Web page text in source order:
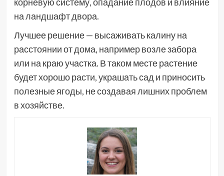
на ландшафт двора.
Лучшее решение — высаживать калину на
расстоянии от дома, например возле забора
или на краю участка. В таком месте растение
будет хорошо расти, украшать сад и приносить
полезные ягоды, не создавая лишних проблем
в хозяйстве.